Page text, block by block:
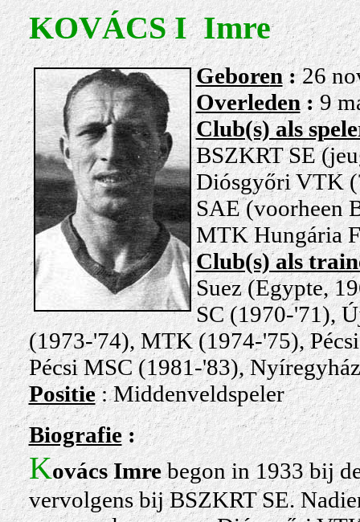
KOVÁCS I Imre
Geboren:26
Overleden:9
Club(s) als
BSZKRT SE
Diósgyőri VTK
SAE (voorheen
MTK Hungária
Club(s) als
Suez (Egypte,
SC (1970-'71),
(1973-'74), MTK (1974-'75),
Pécsi MSC (1981-'83),
Positie : Middenveldspeler
Biografie:
Kovács Imrebegon in 1933 bij
vervolgens bij BSZKRT SE.